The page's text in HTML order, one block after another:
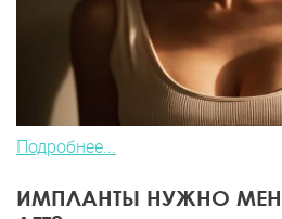
Подробнее...
ИМПЛАНТЫ НУЖНО